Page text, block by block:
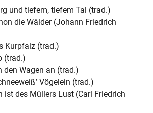
und tiefem, tiefem Tal (trad.)
die Wälder (Johann Friedrich
Kurpfalz (trad.)
(trad.)
den Wagen an (trad.)
Vögelein (trad.)
ist des Müllers Lust (Carl Friedrich